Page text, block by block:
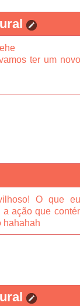
ter um
O que
a ação que
hahahah